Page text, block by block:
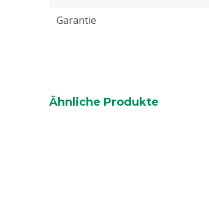
Garantie
Ähnliche Produkte